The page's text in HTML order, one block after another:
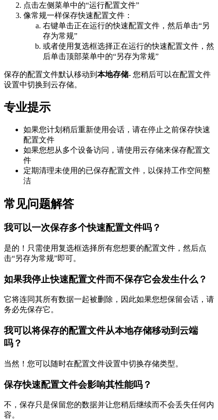
点击左侧菜单中的“运行配置文件”
像常规一样保存快速配置文件：
右键单击正在运行的快速配置文件，然后单击“另
存为常规”
或者使用复选框选择正在运行的快速配置文件，然
后单击顶部菜单中的“另存为常规”
保存的配置文件默认移动到 本地存储- 您稍后可以在配置文件
设置中切换到云存储。
专业提示
如果您计划稍后重新使用会话，请在停止之前保存快速
配置文件
如果您想从多个设备访问，请使用云存储来保存配置文
件
定期清理未使用的已保存配置文件，以保持工作空间整
洁
常见问题解答
我可以一次保存多个快速配置文件吗？
是的！只需使用复选框选择所有您想要的配置文件，然后点
击“另存为常规”即可。
如果我停止快速配置文件而不保存它会发生什么？
它将连同其所有数据一起被删除，因此如果您想保留会话，请
务必先保存它。
我可以将保存的配置文件从本地存储移动到云端
吗？
当然！您可以随时在配置文件设置中切换存储类型。
保存快速配置文件会影响其性能吗？
不，保存只是保留您的数据并让您稍后继续而不会丢失任何内
容。